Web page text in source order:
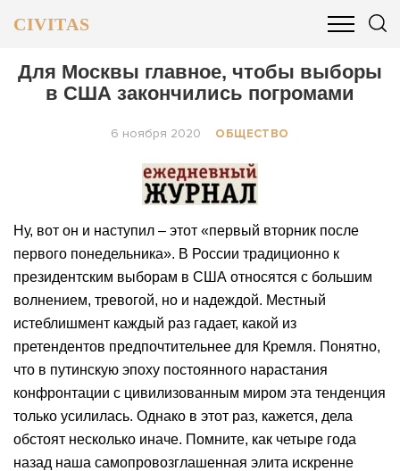
CIVITAS
ОБЩЕСТВО БИЗНЕС И ФИНАНСЫ
Для Москвы главное, чтобы выборы
в США закончились погромами
6 ноября 2020 ОБЩЕСТВО
Ну, вот он и наступил – этот «первый вторник после
первого понедельника». В России традиционно к
президентским выборам в США относятся с большим
волнением, тревогой, но и надеждой. Местный
истеблишмент каждый раз гадает, какой из
претендентов предпочтительнее для Кремля. Понятно,
что в путинскую эпоху постоянного нарастания
конфронтации с цивилизованным миром эта тенденция
только усилилась. Однако в этот раз, кажется, дела
обстоят несколько иначе. Помните, как четыре года
назад наша самопровозглашенная элита искренне